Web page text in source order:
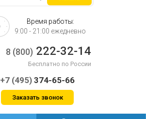
Время работы:
9:00 - 21:00 ежедневно
8 (800) 222-32-14
Бесплатно по России
+7 (495) 374-65-66
Заказать звонок